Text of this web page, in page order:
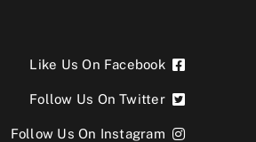
Like Us On Facebook
Follow Us On Twitter
Follow Us On Instagram